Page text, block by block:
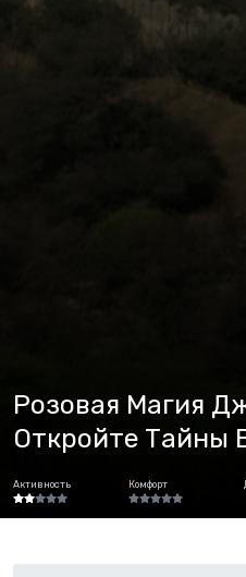
Розовая Магия
Откройте Тайны
Активность Комфорт